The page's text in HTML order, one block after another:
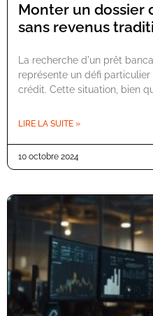
Monter un dossier
sans revenus
La recherche d'un prêt
représente un défi
crédit. Cette situation, bien
LIRE LA SUITE »
10 octobre 2024